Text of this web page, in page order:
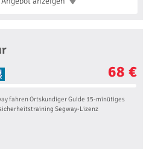
68 €
fahren Ortskundiger Guide 15-minütiges
Segway-Lizenz